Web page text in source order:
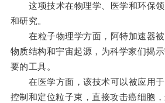
这项技术在物理学、医学和环保领
和研究。
在粒子物理学方面，阿特加速器被
物质结构和宇宙起源，为科学家们揭
要的工具。
在医学方面，该技术可以被应用于
控制和定位粒子束，直接攻击癌细胞